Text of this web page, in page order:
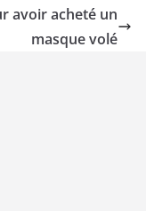
avoir acheté un
masque volé